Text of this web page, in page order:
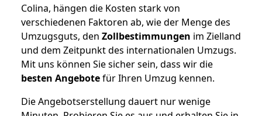
Colina, hängen die Kosten stark von
verschiedenen Faktoren ab, wie der Menge des
Umzugsguts, den Zollbestimmungen im Zielland
und dem Zeitpunkt des internationalen Umzugs.
Mit uns können Sie sicher sein, dass wir die
besten Angebotefür Ihren Umzug kennen.
Die Angebotserstellung dauert nur wenige